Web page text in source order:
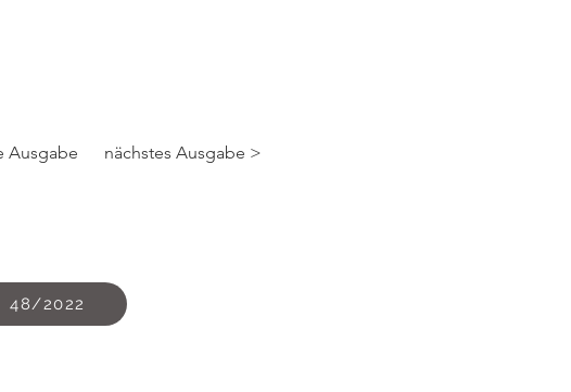
Ausgabe nächstes Ausgabe >
48/2022